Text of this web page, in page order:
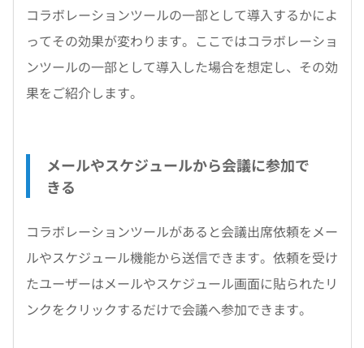
コラボレーションツールの一部として導入するかによ
ってその効果が変わります。ここではコラボレーショ
ンツールの一部として導入した場合を想定し、その効
果をご紹介します。
メールやスケジュールから会議に参加で
きる
コラボレーションツールがあると会議出席依頼をメー
ルやスケジュール機能から送信できます。依頼を受け
たユーザーはメールやスケジュール画面に貼られたリ
ンクをクリックするだけで会議へ参加できます。